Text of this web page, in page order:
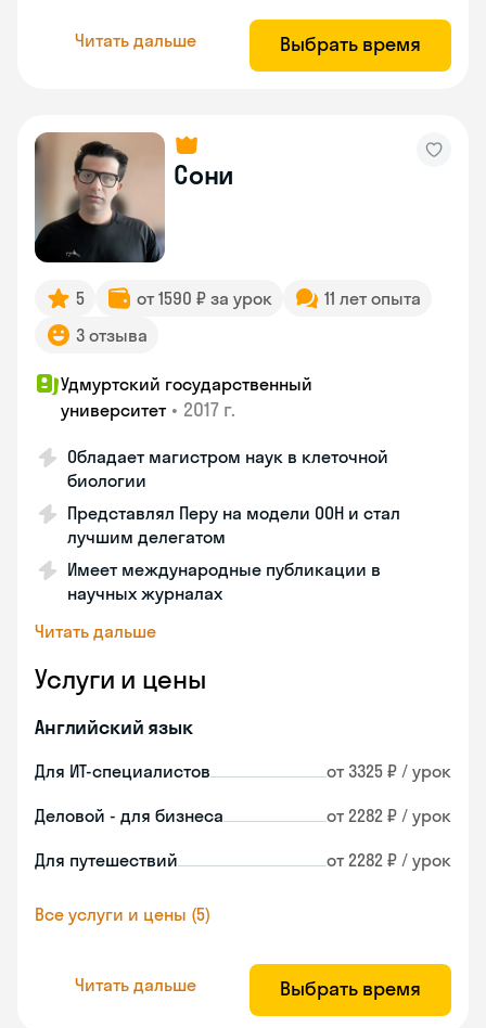
Читать дальше Выбрать время
Сони
5 от 1590 ₽ за урок
11 лет опыта
3 отзыва
Удмуртский государственный
университет • 2017 г.
Обладает магистром наук в клеточной
биологии
Представлял Перу на модели ООН и стал
лучшим делегатом
Имеет международные публикации в
научных журналах
Читать дальше
Услуги и цены
Английский язык
Для ИТ-специалистов от 3325 ₽ / урок
Деловой - для бизнеса от 2282 ₽ / урок
Для путешествий от 2282 ₽ / урок
Все услуги и цены (5)
Читать дальше Выбрать время